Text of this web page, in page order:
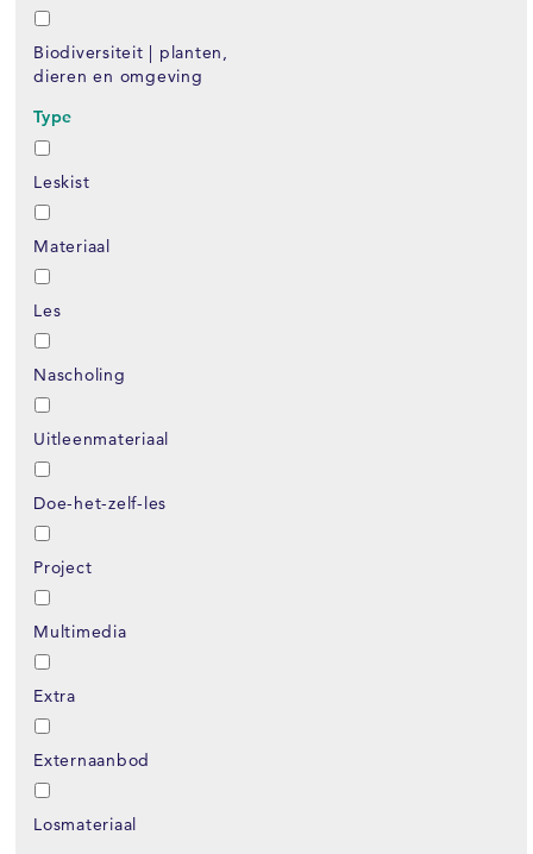
Biodiversiteit | planten,
dieren en omgeving
Type
Leskist
Materiaal
Les
Nascholing
Uitleenmateriaal
Doe-het-zelf-les
Project
Multimedia
Extra
Externaanbod
Losmateriaal